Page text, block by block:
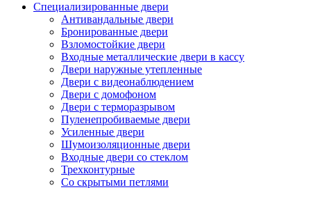
Специализированные двери
Антивандальные двери
Бронированные двери
Взломостойкие двери
Входные металлические двери в кассу
Двери наружные утепленные
Двери с видеонаблюдением
Двери с домофоном
Двери с терморазрывом
Пуленепробиваемые двери
Усиленные двери
Шумоизоляционные двери
Входные двери со стеклом
Трехконтурные
Со скрытыми петлями